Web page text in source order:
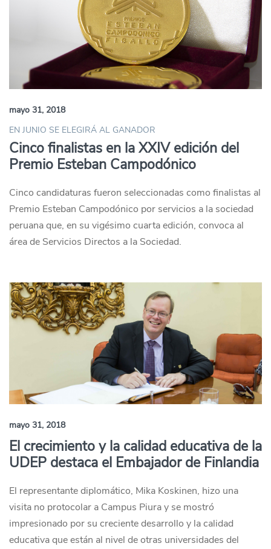
mayo 31, 2018
EN JUNIO SE ELEGIRÁ AL GANADOR
Cinco finalistas en la XXIV edición del
Premio Esteban Campodónico
Cinco candidaturas fueron seleccionadas como finalistas al
Premio Esteban Campodónico por servicios a la sociedad
peruana que, en su vigésimo cuarta edición, convoca al
área de Servicios Directos a la Sociedad.
mayo 31, 2018
El crecimiento y la calidad educativa de la
UDEP destaca el Embajador de Finlandia
El representante diplomático, Mika Koskinen, hizo una
visita no protocolar a Campus Piura y se mostró
impresionado por su creciente desarrollo y la calidad
educativa que están al nivel de otras universidades del